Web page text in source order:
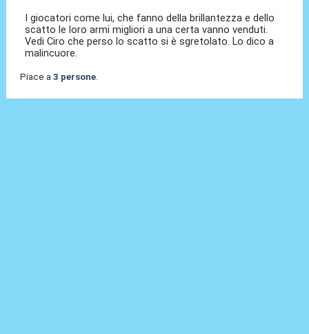
I giocatori come lui, che fanno della brillantezza e dello
scatto le loro armi migliori a una certa vanno venduti.
Vedi Ciro che perso lo scatto si è sgretolato. Lo dico a
malincuore.
Piace a 3 persone.